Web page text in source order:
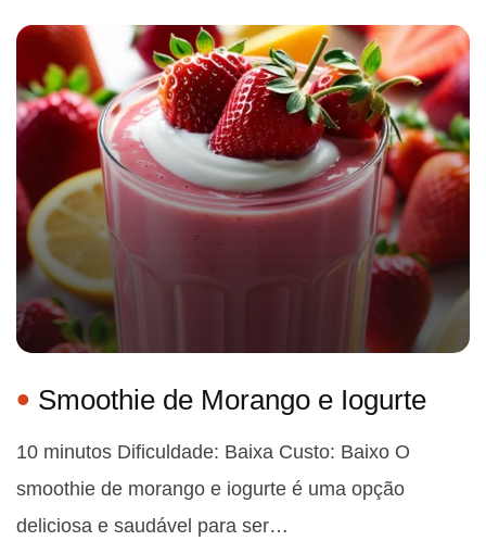
Smoothie de Morango e Iogurte
10 minutos Dificuldade: Baixa Custo: Baixo O
smoothie de morango e iogurte é uma opção
deliciosa e saudável para ser…